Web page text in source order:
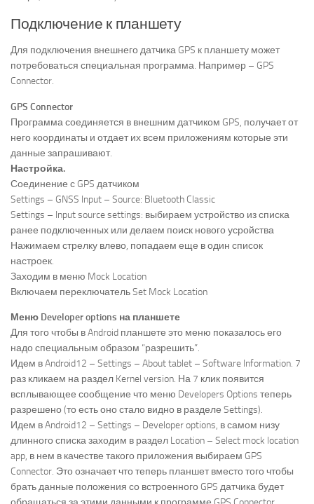
Подключение к планшету
Для подключения внешнего датчика GPS к планшету может
потребоваться специальная программа. Например – GPS
Connector.
GPS Connector
Программа соединяется в внешним датчиком GPS, получает от
него координаты и отдает их всем приложениям которые эти
данные запрашивают.
Настройка.
Соединение с GPS датчиком
Settings – GNSS Input – Source: Bluetooth Classic
Settings – Input source settings: выбираем устройство из списка
ранее подключенных или делаем поиск нового усройства
Нажимаем стрелку влево, попадаем еще в один список
настроек.
Заходим в меню Mock Location
Включаем переключатель Set Mock Location
Меню Developer options на планшете
Для того чтобы в Android планшете это меню показалось его
надо специальным образом “разрешить”.
Идем в Android12 – Settings – About tablet – Software Information. 7
раз кликаем на раздел Kernel version. На 7 клик появится
всплывающее сообщение что меню Developers Options теперь
разрешено (то есть оно стало видно в разделе Settings).
Идем в Android12 – Settings – Developer options, в самом низу
длинного списка заходим в раздел Location – Select mock location
app, в нем в качестве такого приложения выбираем GPS
Connector. Это означает что теперь планшет вместо того чтобы
брать данные положения со встроенного GPS датчика будет